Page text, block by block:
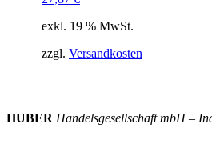
exkl. 19 % MwSt.
zzgl. Versandkosten
HUBER Handelsgesellschaft mbH –